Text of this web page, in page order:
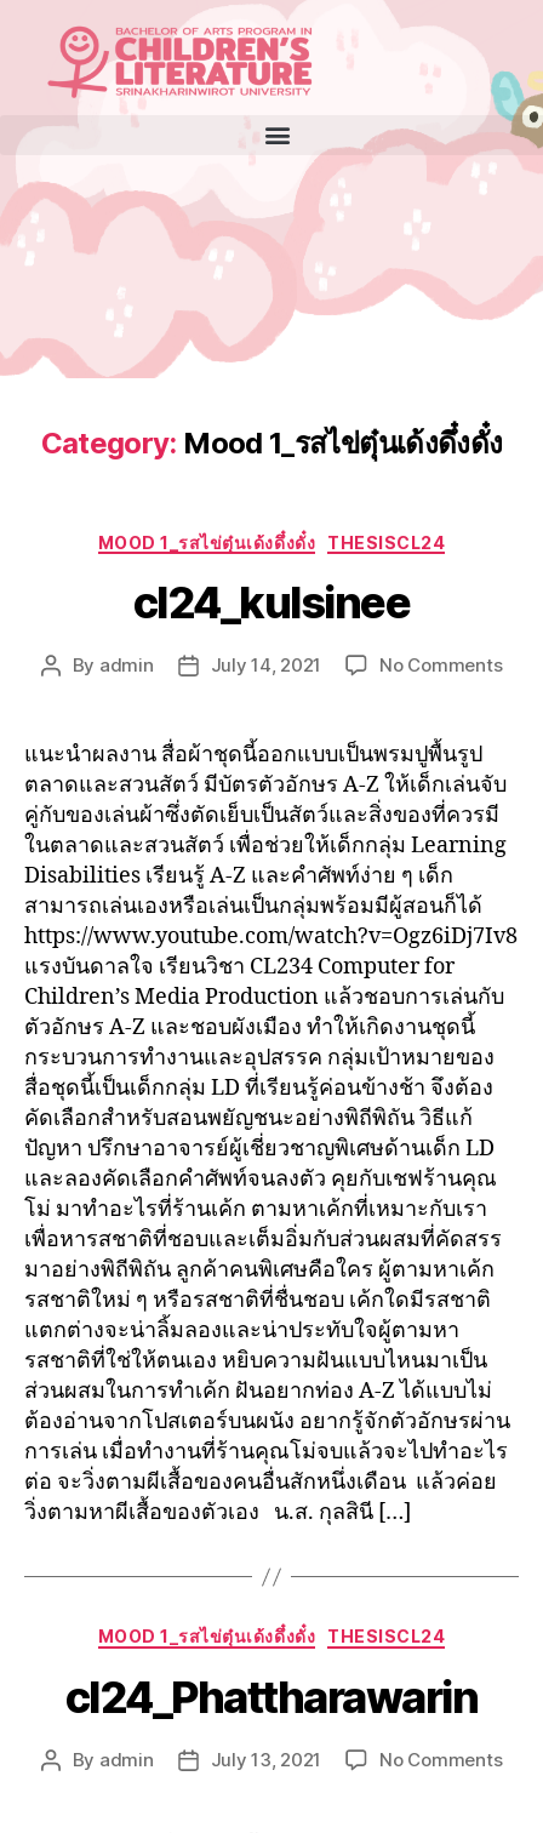
Category: Mood 1_รสไข่ตุ๋นเด้งดึ๋งดั๋ง
MOOD 1_รสไข่ตุ๋นเด้งดึ๋งดั๋ง THESISCL24
cl24_kulsinee
By admin July 14, 2021 No Comments
แนะนำผลงาน สื่อผ้าชุดนี้ออกแบบเป็นพรมปูพื้นรูป
ตลาดและสวนสัตว์ มีบัตรตัวอักษร A-Z ให้เด็กเล่นจับ
คู่กับของเล่นผ้าซึ่งตัดเย็บเป็นสัตว์และสิ่งของที่ควรมี
ในตลาดและสวนสัตว์ เพื่อช่วยให้เด็กกลุ่ม Learning
Disabilities เรียนรู้ A-Z และคำศัพท์ง่าย ๆ เด็ก
สามารถเล่นเองหรือเล่นเป็นกลุ่มพร้อมมีผู้สอนก็ได้
https://www.youtube.com/watch?v=Ogz6iDj7Iv8
แรงบันดาลใจ เรียนวิชา CL234 Computer for
Children’s Media Production แล้วชอบการเล่นกับ
ตัวอักษร A-Z และชอบผังเมือง ทำให้เกิดงานชุดนี้
กระบวนการทำงานและอุปสรรค กลุ่มเป้าหมายของ
สื่อชุดนี้เป็นเด็กกลุ่ม LD ที่เรียนรู้ค่อนข้างช้า จึงต้อง
คัดเลือกสำหรับสอนพยัญชนะอย่างพิถีพิถัน วิธีแก้
ปัญหา ปรึกษาอาจารย์ผู้เชี่ยวชาญพิเศษด้านเด็ก LD
และลองคัดเลือกคำศัพท์จนลงตัว คุยกับเชฟร้านคุณ
โม่ มาทำอะไรที่ร้านเค้ก ตามหาเค้กที่เหมาะกับเรา
เพื่อหารสชาติที่ชอบและเต็มอิ่มกับส่วนผสมที่คัดสรร
มาอย่างพิถีพิถัน ลูกค้าคนพิเศษคือใคร ผู้ตามหาเค้ก
รสชาติใหม่ ๆ หรือรสชาติที่ชื่นชอบ เค้กใดมีรสชาติ
แตกต่างจะน่าลิ้มลองและน่าประทับใจผู้ตามหา
รสชาติที่ใช่ให้ตนเอง หยิบความฝันแบบไหนมาเป็น
ส่วนผสมในการทำเค้ก ฝันอยากท่อง A-Z ได้แบบไม่
ต้องอ่านจากโปสเตอร์บนผนัง อยากรู้จักตัวอักษรผ่าน
การเล่น เมื่อทำงานที่ร้านคุณโม่จบแล้วจะไปทำอะไร
ต่อ จะวิ่งตามผีเสื้อของคนอื่นสักหนึ่งเดือน แล้วค่อย
วิ่งตามหาผีเสื้อของตัวเอง น.ส. กุลสินี […]
MOOD 1_รสไข่ตุ๋นเด้งดึ๋งดั๋ง THESISCL24
cl24_Phattharawarin
By admin July 13, 2021 No Comments